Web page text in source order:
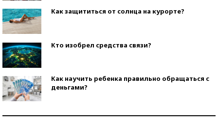
Как защититься от солнца на курорте?
Кто изобрел средства связи?
Как научить ребенка правильно обращаться с
деньгами?